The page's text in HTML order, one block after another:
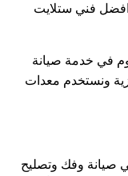
فني ستلايت
في خدمة صيانة
ونستخدم معدات
صيانة وفك وتصليح